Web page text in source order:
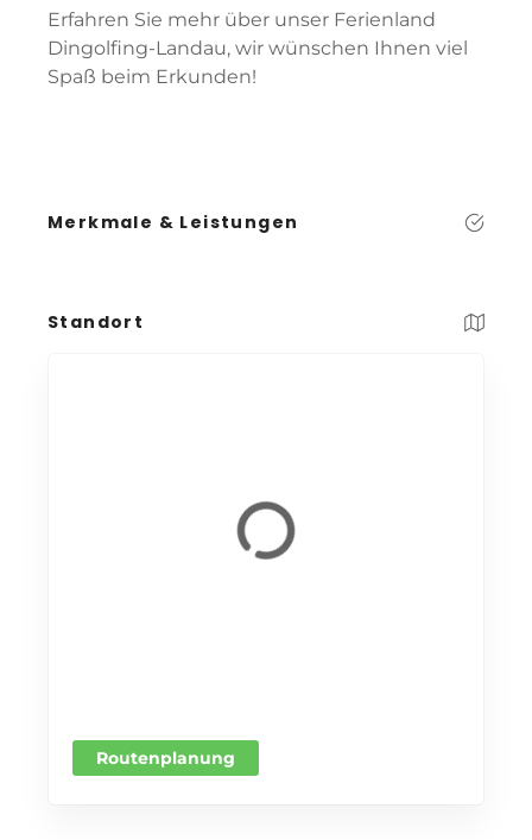
Erfahren Sie mehr über unser Ferienland
Dingolfing-Landau, wir wünschen Ihnen viel
Spaß beim Erkunden!
Merkmale & Leistungen
Standort
Routenplanung